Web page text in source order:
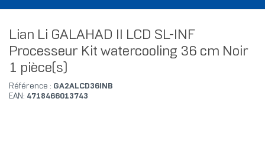
Lian Li GALAHAD II LCD SL-INF
Processeur Kit watercooling 36 cm Noir
1 pièce(s)
Référence : GA2ALCD36INB
EAN: 4718466013743